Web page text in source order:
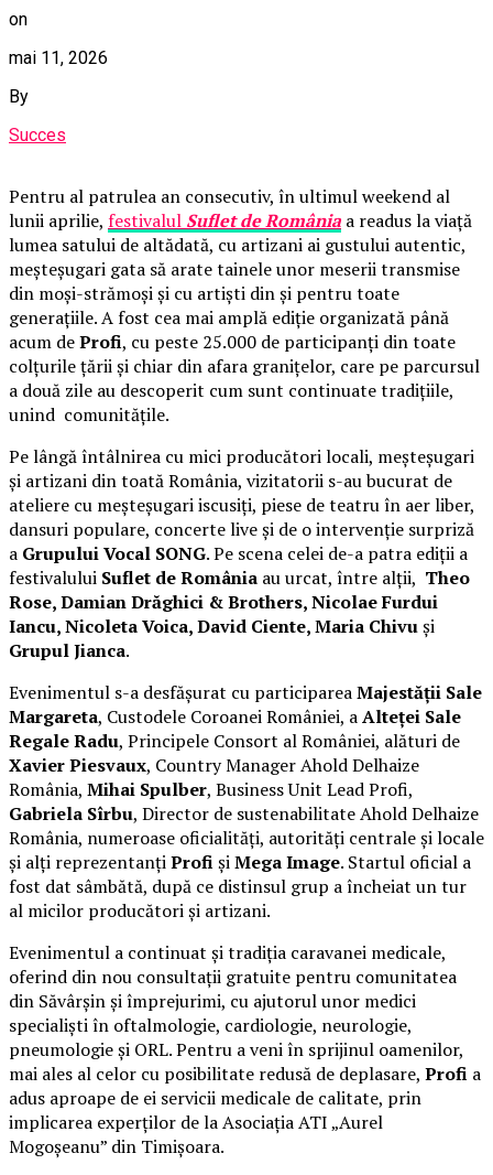
on
mai 11, 2026
By
Succes
Pentru al patrulea an consecutiv, în ultimul weekend al
lunii aprilie, festivalul Suflet de România a readus la viață
lumea satului de altădată, cu artizani ai gustului autentic,
meșteșugari gata să arate tainele unor meserii transmise
din moși-strămoși și cu artiști din și pentru toate
generațiile. A fost cea mai amplă ediție organizată până
acum deProfi, cu peste 25.000 de participanți din toate
colțurile țării și chiar din afara granițelor, care pe parcursul
a două zile au descoperit cum sunt continuate tradițiile,
unind comunitățile.
Pe lângă întâlnirea cu mici producători locali, meșteșugari
și artizani din toată România, vizitatorii s-au bucurat de
ateliere cu meșteșugari iscusiți, piese de teatru în aer liber,
dansuri populare, concerte live și de o intervenție surpriză
a Grupului Vocal SONG. Pe scena celei de-a patra ediții a
festivalului Suflet de România au urcat, între alții, Theo
Rose, Damian Drăghici & Brothers, Nicolae Furdui
Iancu, Nicoleta Voica, David Ciente, Maria Chivuși
Grupul Jianca.
Evenimentul s-a desfășurat cu participareaMajestății Sale
Margareta, Custodele Coroanei României, aAlteței Sale
Regale Radu, Principele Consort al României, alături de
Xavier Piesvaux, Country Manager Ahold Delhaize
România, Mihai Spulber, Business Unit Lead Profi,
Gabriela Sîrbu, Director de sustenabilitate Ahold Delhaize
România, numeroase oficialități, autorități centrale și locale
și alți reprezentanțiProfișiMega Image. Startul oficial a
fost dat sâmbătă, după ce distinsul grup a încheiat un tur
al micilor producători și artizani.
Evenimentul a continuat și tradiția caravanei medicale,
oferind din nou consultații gratuite pentru comunitatea
din Săvârșin și împrejurimi, cu ajutorul unor medici
specialiști în oftalmologie, cardiologie, neurologie,
pneumologie și ORL. Pentru a veni în sprijinul oamenilor,
mai ales al celor cu posibilitate redusă de deplasare, Profi a
adus aproape de ei servicii medicale de calitate, prin
implicarea experților de la Asociația ATI „Aurel
Mogoșeanu” din Timișoara.